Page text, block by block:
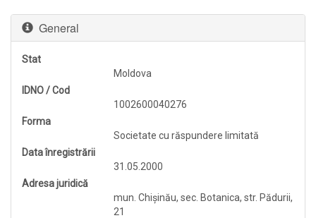
General
Stat
Moldova
IDNO / Cod
1002600040276
Forma
Societate cu răspundere limitată
Data înregistrării
31.05.2000
Adresa juridică
mun. Chişinău, sec. Botanica, str. Pădurii,
21